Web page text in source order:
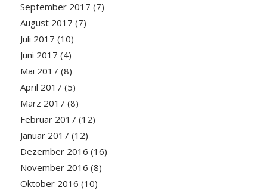
September 2017 (7)
August 2017 (7)
Juli 2017 (10)
Juni 2017 (4)
Mai 2017 (8)
April 2017 (5)
März 2017 (8)
Februar 2017 (12)
Januar 2017 (12)
Dezember 2016 (16)
November 2016 (8)
Oktober 2016 (10)